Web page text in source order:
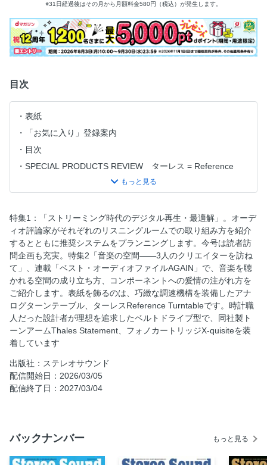
※31日経過後はその月から月額料金580円（税込）が発生します。
目次
表紙
「お気に入り」登録案内
目次
SPECIAL PRODUCTS REVIEW ターレス = Reference
SPECIAL PRODUCTS REVIEW ターレス = JBL = 4369
特集1 ストリーミング時代のデジタル再生・最適解 ファイ
ル再生のマイスタイルとシステムプランニング
特集1 山之内 正
特集1 三浦孝仁
特集1 山本浩司
特集1 小原 由夫
特集1 逆木 一
特集1 土方久明／傅 信幸
特集2 音楽の空間 3人のクリエイターを訪ねて
特集2 渡辺秀文さん
特集2 乙咩海太さん
特集2 蓮井幹生さん
連載 レコード芸術を聴く悦楽 岡崎哲也
特集1：「ストリーミング時代のデジタル再生・最適解」。オーデ
ィオ評論家がそれぞれのリスニングルームでの取り組み方を紹介
するとともに推奨システムをプランニングします。今号は読者訪
問企画も充実。特集2「音楽の空間——3人のクリエイターを訪ね
て」、連載「ベスト・オーディオファイルAGAIN」で、音楽を聴
かれる空間の成り立ち方、コンポーネントへの愛情の注がれ方を
ご紹介します。表紙を飾るのは、巧緻な調速機構を装備したアナ
ログターンテーブル、ターレスReference Turntableです。時計職
人だった設計者が理想を追求したベルトドライブ型で、同社製ト
ーンアームThales Statement、フォノカートリッジX-quisiteを装
着しています
出版社：ステレオサウンド
配信開始日：2026/03/05
配信終了日：2027/03/04
バックナンバー もっと見る